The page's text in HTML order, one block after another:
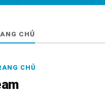
CHỦ
CHỦ